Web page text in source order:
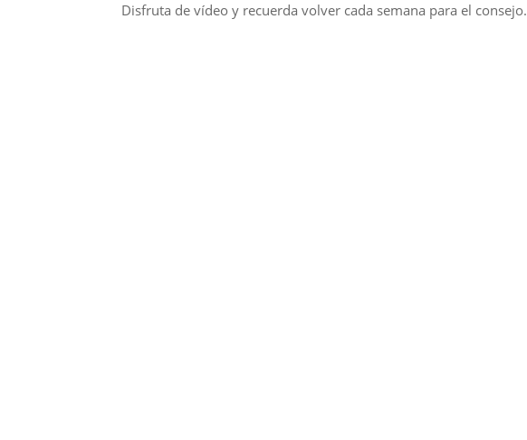
Disfruta de vídeo y recuerda volver cada semana para el consejo.